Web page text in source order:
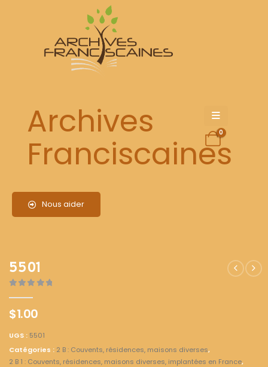
Archives
Franciscaines
Nous aider
0
5501
$1.00
UGS : 5501
Catégories : 2 B : Couvents, résidences, maisons diverses,
2 B 1 : Couvents, résidences, maisons diverses, implantées en France,